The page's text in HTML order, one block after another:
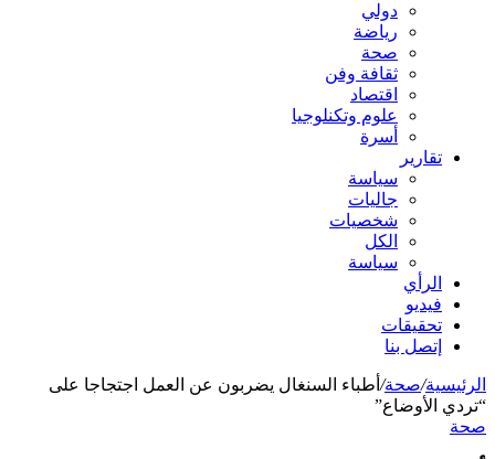
دولي
رياضة
صحة
ثقافة وفن
اقتصاد
علوم وتكنلوجيا
أسرة
تقارير
سياسة
جاليات
شخصيات
الكل
سياسة
الرأي
فيديو
تحقيقات
إتصل بنا
الرئيسية/صحة/ أطباء السنغال يضربون عن العمل اجتجاجا على
“تردي الأوضاع”
صحة